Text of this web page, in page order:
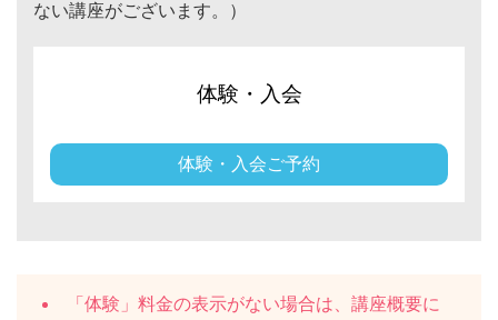
ない講座がございます。）
体験・入会
体験・入会ご予約
「体験」料金の表示がない場合は、講座概要に